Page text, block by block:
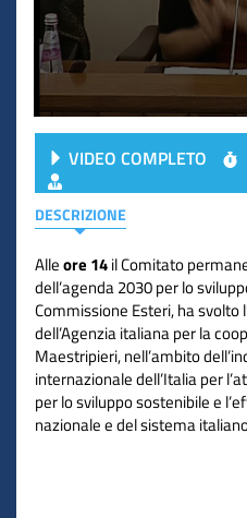
VIDEO COMPLETO
DESCRIZIONE
Alleore 14il Comitato
dell’agenda 2030 per lo
Commissione Esteri, ha svolto
dell’Agenzia italiana per la
Maestripieri, nell’ambito
internazionale dell’Italia per
per lo sviluppo sostenibile e
nazionale e del sistema